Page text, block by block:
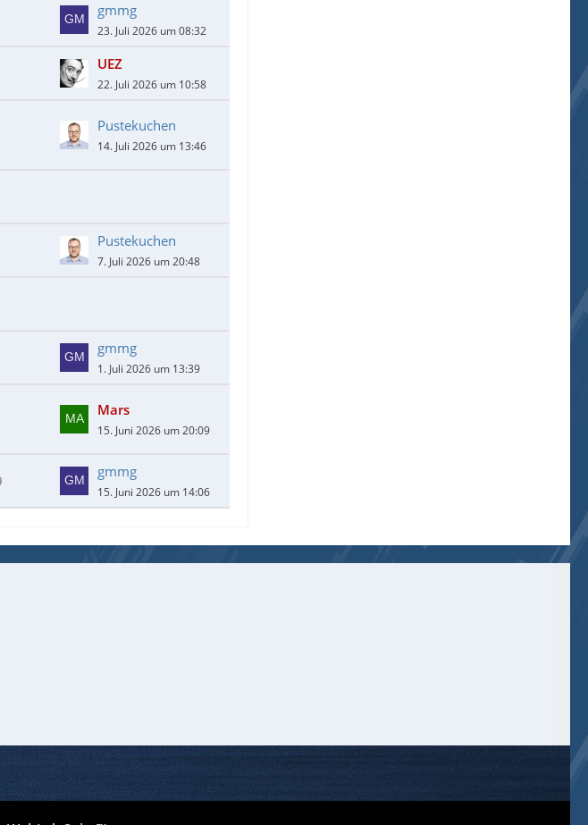
gmmg
23. Juli 2026 um 08:32
UEZ
22. Juli 2026 um 10:58
Pustekuchen
14. Juli 2026 um 13:46
Pustekuchen
7. Juli 2026 um 20:48
gmmg
1. Juli 2026 um 13:39
Mars
15. Juni 2026 um 20:09
gmmg
15. Juni 2026 um 14:06